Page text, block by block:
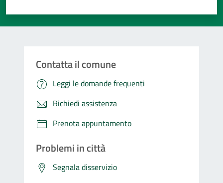
Contatta il comune
Leggi le domande frequenti
Richiedi assistenza
Prenota appuntamento
Problemi in città
Segnala disservizio